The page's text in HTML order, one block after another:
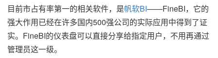
目前市占有率第一的相关软件，是帆软BI——FineBI，它的
强大作用已经在许多国内500强公司的实际应用中得到了证
实。FineBI的仪表盘可以直接分享给指定用户，不用再通过
管理员这一级。